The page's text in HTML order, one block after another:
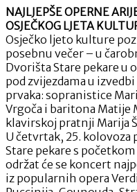
u
izvedbi
prvaka
opere
NAJLJEPŠE OPERNE
OSJEČKOG LJETA
Osječko ljeto kulture
posebnu večer – u
Dvorišta Stare pekare u
pod zvijezdama u
prvaka: sopranistice
Vrgoča i baritona Matije
klavirskoj pratnji Marija
U četvrtak, 25.
Stare pekare s
održat će se koncert
iz popularnih opera